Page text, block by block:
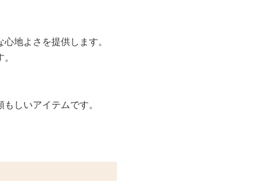
地よさを提供します。
しいアイテムです。